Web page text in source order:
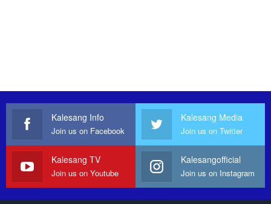
Kalesang Info
Join us on Facebook
Kalesang Media
Join us on Twitter
Kalesang TV
Join us on Youtube
Kalesangofficial
Join us on Instagram